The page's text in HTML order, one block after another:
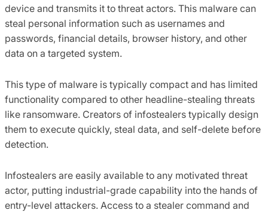
device and transmits it to threat actors. This malware can
steal personal information such as usernames and
passwords, financial details, browser history, and other
data on a targeted system.
This type of malware is typically compact and has limited
functionality compared to other headline-stealing threats
like ransomware. Creators of infostealers typically design
them to execute quickly, steal data, and self-delete before
detection.
Infostealers are easily available to any motivated threat
actor, putting industrial-grade capability into the hands of
entry-level attackers. Access to a stealer command and